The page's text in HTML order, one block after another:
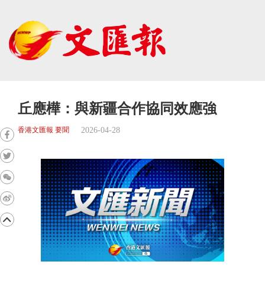
丘應樺：與新疆合作協同效應強
香港文匯報 要聞 2026-04-28